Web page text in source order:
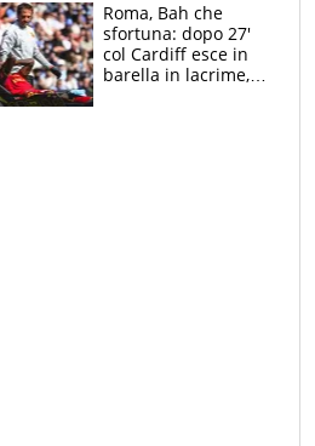
Roma, Bah che
sfortuna: dopo 27'
col Cardiff esce in
barella in lacrime,